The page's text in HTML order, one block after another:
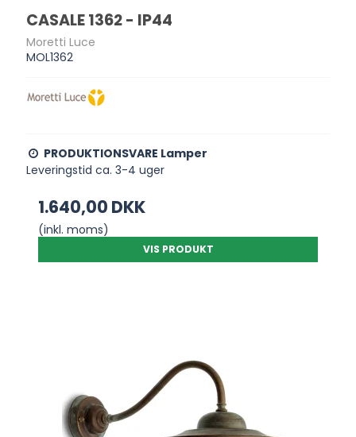
CASALE 1362 - IP44
Moretti Luce
MOL1362
PRODUKTIONSVARE Lamper
Leveringstid ca. 3-4 uger
1.640,00 DKK
(inkl. moms)
VIS PRODUKT